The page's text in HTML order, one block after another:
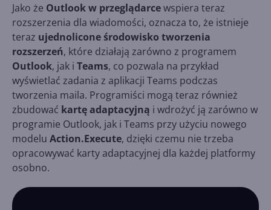
Jako że Outlook w przeglądarcewspiera teraz
rozszerzenia dla wiadomości, oznacza to, że ​​istnieje
teraz ujednolicone środowisko tworzenia
rozszerzeń, które działają zarówno z programem
Outlook, jak i Teams, co pozwala na przykład
wyświetlać zadania z aplikacji Teams podczas
tworzenia maila. Programiści mogą teraz również
zbudować kartę adaptacyjną i wdrożyć ją zarówno w
programie Outlook, jak i Teams przy użyciu nowego
modelu Action.Execute, dzięki czemu nie trzeba
opracowywać karty adaptacyjnej dla każdej platformy
osobno.